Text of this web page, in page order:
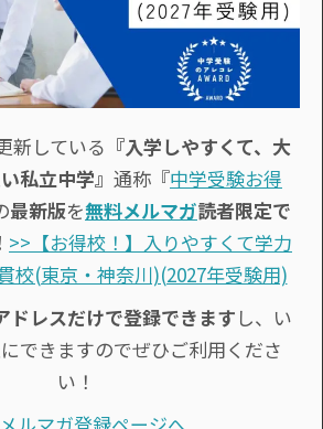
新している 『入学しやすくて、大
私立中学』 通称『中学受験お得
最新版を無料メルマガ読者限定で
>>【お得校！】入りやすくて学力
校(東京・神奈川)(2027年受験用)
ドレスだけで登録できます し、い
できますのでぜひご利用くださ
い！